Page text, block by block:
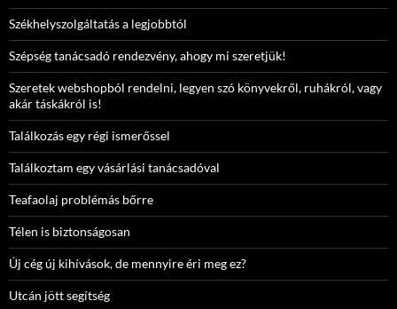
Székhelyszolgáltatás a legjobbtól
Szépség tanácsadó rendezvény, ahogy mi szeretjük!
Szeretek webshopból rendelni, legyen szó könyvekről, ruhákról, vagy
akár táskákról is!
Találkozás egy régi ismerőssel
Találkoztam egy vásárlási tanácsadóval
Teafaolaj problémás bőrre
Télen is biztonságosan
Új cég új kihívások, de mennyire éri meg ez?
Utcán jött segítség